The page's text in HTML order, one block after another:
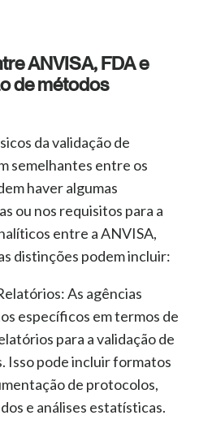
ANVISA, FDA e
de métodos
da validação de
semelhantes entre os
haver algumas
ou nos requisitos para a
entre a ANVISA,
distinções podem incluir:
As agências
específicos em termos de
para a validação de
Isso pode incluir formatos
de protocolos,
e análises estatísticas.